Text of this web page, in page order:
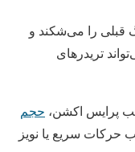
قبلی را می‌شکند و
تریدرهای
پرایس اکشن، حجم
حرکات سریع یا نویز